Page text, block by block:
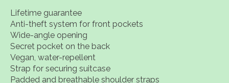
Lifetime guarantee
Anti-theft system for front pockets
Wide-angle opening
Secret pocket on the back
Vegan, water-repellent
Strap for securing suitcase
Padded and breathable shoulder straps